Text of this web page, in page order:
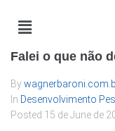
Falei o que não
By
In Desenvolvimento
Posted 15 de June de